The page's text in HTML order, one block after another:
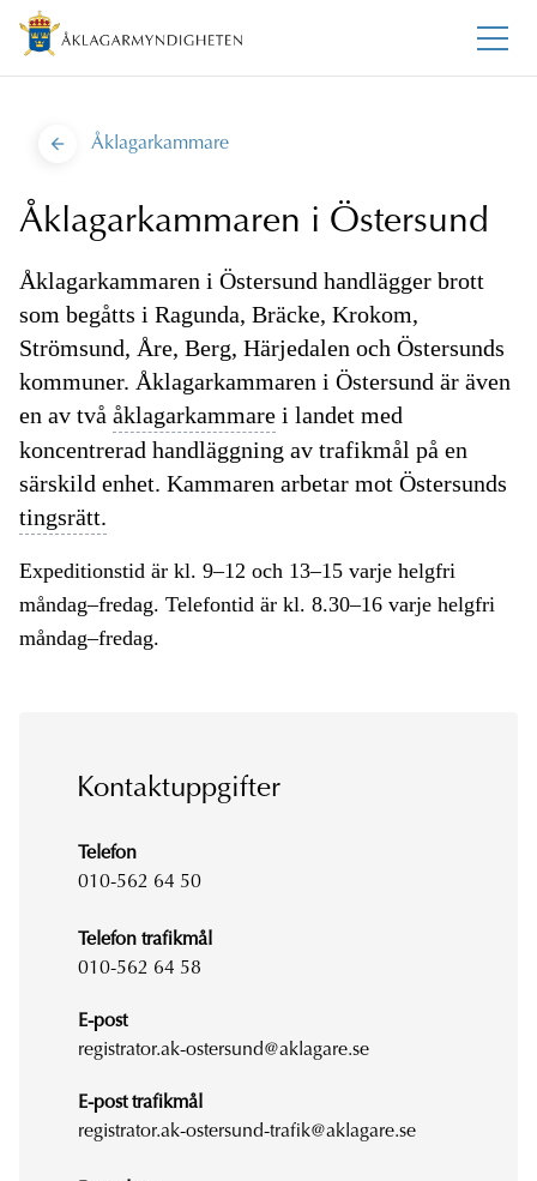
Åklagarkammare
Åklagarkammaren i Östersund
Åklagarkammaren i Östersund handlägger brott
som begåtts i Ragunda, Bräcke, Krokom,
Strömsund, Åre, Berg, Härjedalen och Östersunds
kommuner. Åklagarkammaren i Östersund är även
en av två åklagarkammare i landet med
koncentrerad handläggning av trafikmål på en
särskild enhet. Kammaren arbetar mot Östersunds
tingsrätt.
Expeditionstid är kl. 9–12 och 13–15 varje helgfri
måndag–fredag. Telefontid är kl. 8.30–16 varje helgfri
måndag–fredag.
Kontaktuppgifter
Telefon
010-562 64 50
Telefon trafikmål
010-562 64 58
E-post
registrator.ak-ostersund@aklagare.se
E-post trafikmål
registrator.ak-ostersund-trafik@aklagare.se